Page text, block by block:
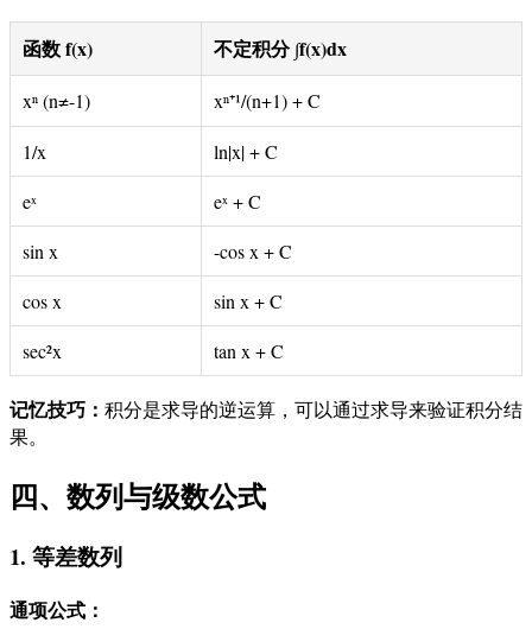
函数 f(x) 不定积分 ∫f(x)dx
xⁿ (n≠-1) xⁿ⁺¹/(n+1) + C
1/x
ln|x| + C
eˣ
eˣ + C
sin x
-cos x + C
cos x
sin x + C
sec²x
tan x + C
记忆技巧： 积分是求导的逆运算，可以通过求导来验证积分结
果。
四、数列与级数公式
1. 等差数列
通项公式：